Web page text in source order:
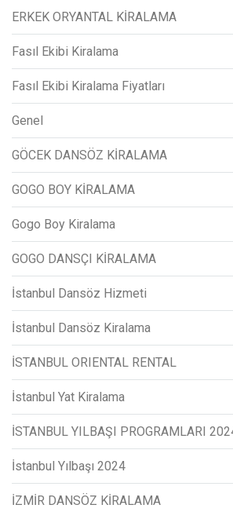
ERKEK ORYANTAL KİRALAMA
Fasıl Ekibi Kiralama
Fasıl Ekibi Kiralama Fiyatları
Genel
GÖCEK DANSÖZ KİRALAMA
GOGO BOY KİRALAMA
Gogo Boy Kiralama
GOGO DANSÇI KİRALAMA
İstanbul Dansöz Hizmeti
İstanbul Dansöz Kiralama
İSTANBUL ORIENTAL RENTAL
İstanbul Yat Kiralama
İSTANBUL YILBAŞI PROGRAMLARI
İstanbul Yılbaşı 2024
İZMİR DANSÖZ KİRALAMA